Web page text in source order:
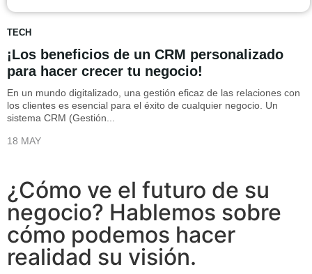
TECH
¡Los beneficios de un CRM personalizado
para hacer crecer tu negocio!
En un mundo digitalizado, una gestión eficaz de las relaciones con
los clientes es esencial para el éxito de cualquier negocio. Un
sistema CRM (Gestión...
18 MAY
¿Cómo ve el futuro de su
negocio? Hablemos sobre
cómo podemos hacer
realidad su visión.